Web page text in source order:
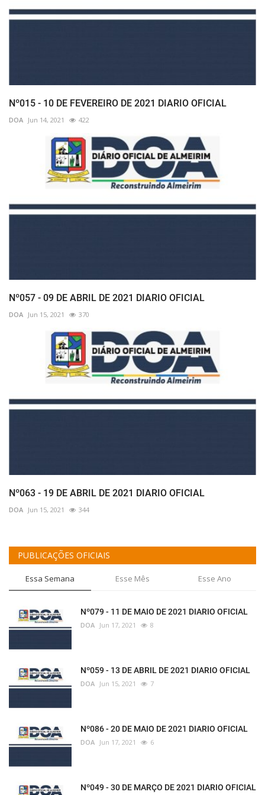
Nº015 - 10 DE FEVEREIRO DE 2021 DIARIO OFICIAL
DOA Jun 14, 2021 422
Nº057 - 09 DE ABRIL DE 2021 DIARIO OFICIAL
DOA Jun 15, 2021 370
Nº063 - 19 DE ABRIL DE 2021 DIARIO OFICIAL
DOA Jun 15, 2021 344
PUBLICAÇÕES OFICIAIS
Essa Semana Esse Mês Esse Ano
Nº079 - 11 DE MAIO DE 2021 DIARIO OFICIAL
DOA Jun 17, 2021 8
Nº059 - 13 DE ABRIL DE 2021 DIARIO OFICIAL
DOA Jun 15, 2021 7
Nº086 - 20 DE MAIO DE 2021 DIARIO OFICIAL
DOA Jun 17, 2021 6
Nº049 - 30 DE MARÇO DE 2021 DIARIO OFICIAL